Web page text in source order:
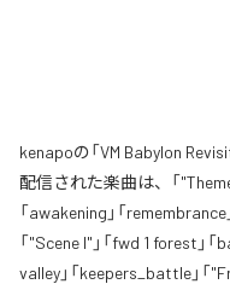
kenapoの「VM Babylon
配信された楽曲は、「
「awakening」「remembrance
「"Scene I"」「fwd 1 forest」
valley」「keepers_battle」「